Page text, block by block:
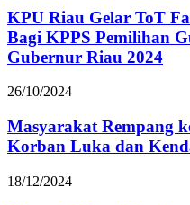
KPU Riau Gelar ToT
Bagi KPPS Pemilihan
Gubernur Riau 2024
26/10/2024
Masyarakat Rempang
Korban Luka dan
18/12/2024